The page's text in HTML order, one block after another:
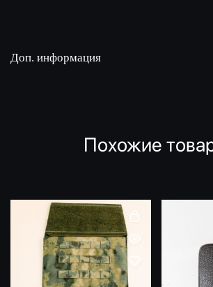
Доп. информация
Похожие